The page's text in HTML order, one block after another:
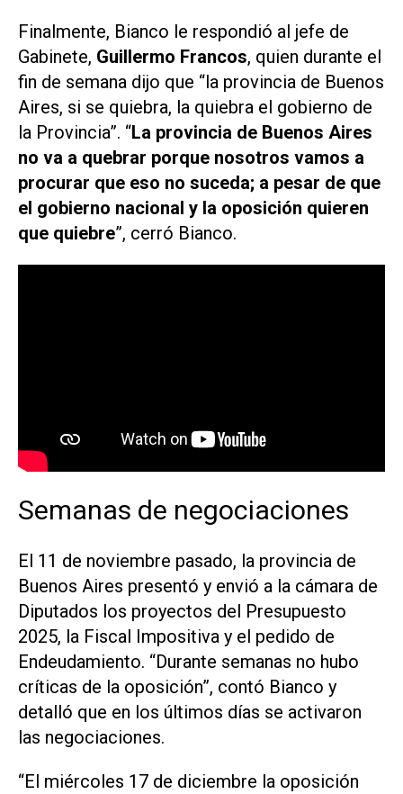
Finalmente, Bianco le respondió al jefe de
Gabinete, Guillermo Francos, quien durante el
fin de semana dijo que “la provincia de Buenos
Aires, si se quiebra, la quiebra el gobierno de
la Provincia”. “La provincia de Buenos Aires
no va a quebrar porque nosotros vamos a
procurar que eso no suceda; a pesar de que
el gobierno nacional y la oposición quieren
que quiebre”, cerró Bianco.
Semanas de negociaciones
El 11 de noviembre pasado, la provincia de
Buenos Aires presentó y envió a la cámara de
Diputados los proyectos del Presupuesto
2025, la Fiscal Impositiva y el pedido de
Endeudamiento. “Durante semanas no hubo
críticas de la oposición”, contó Bianco y
detalló que en los últimos días se activaron
las negociaciones.
“El miércoles 17 de diciembre la oposición